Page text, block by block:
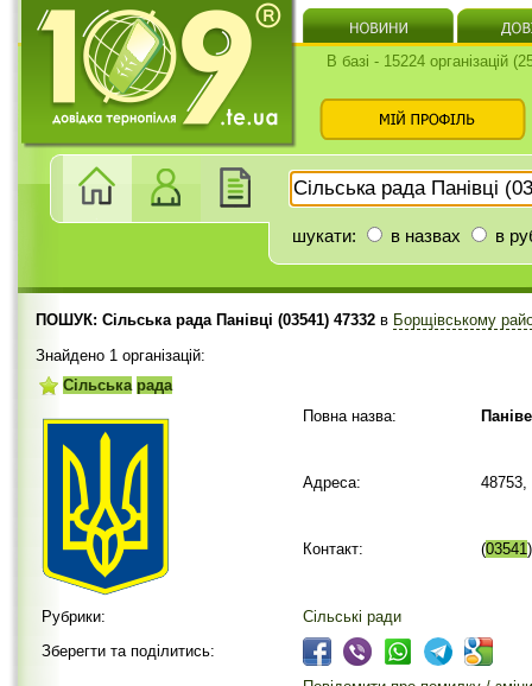
В базі - 15224 організацій
шукати: в назвах в
ПОШУК: Сільська рада Панівці (03541) 47332 в Борщівському
Знайдено 1 організацій:
Сільська рада
Повна назва:
Адреса: 48753,
Контакт: (03541
Рубрики:
Сільські ради
Зберегти та поділитись: